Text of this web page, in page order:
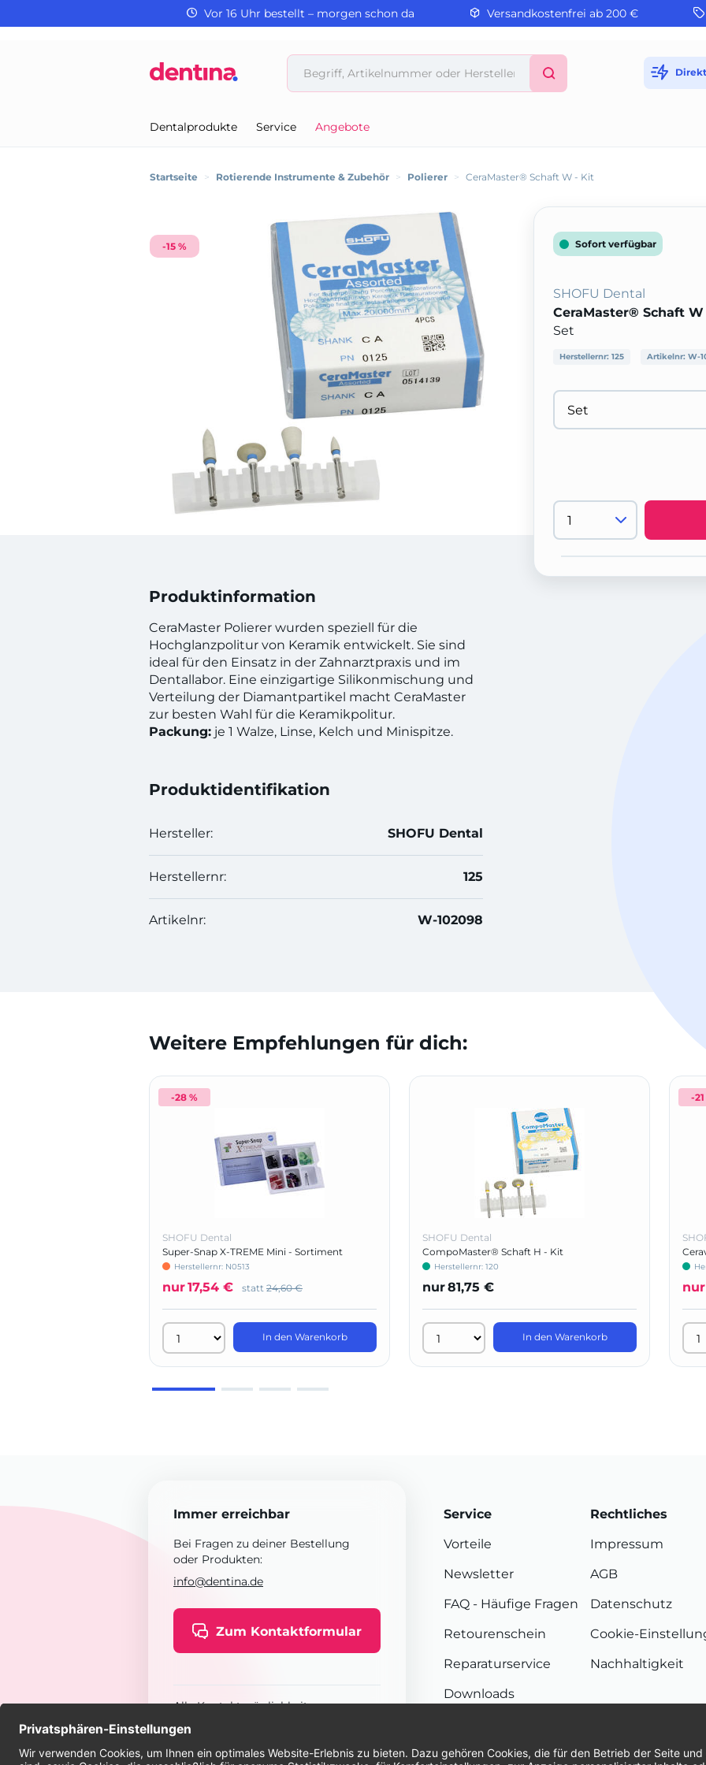
Vor 16 Uhr bestellt – morgen schon da Versandkostenfrei ab 200 €
Dentalprodukte Service Angebote
Startseite > Rotierende Instrumente & Zubehör > Polierer > CeraMaster® Schaft W - Kit
-15 %
Produktinformation
CeraMaster Polierer wurden speziell für die
Hochglanzpolitur von Keramik entwickelt. Sie sind
ideal für den Einsatz in der Zahnarztpraxis und im
Dentallabor. Eine einzigartige Silikonmischung und
Verteilung der Diamantpartikel macht CeraMaster
zur besten Wahl für die Keramikpolitur.
Packung: je 1 Walze, Linse, Kelch und Minispitze.
Produktidentifikation
Hersteller: SHOFU Dental
Herstellernr: 125
Artikelnr: W-102098
Sofort verfügbar
SHOFU Dental
CeraMaster® Schaft
Set
Herstellernr: 125 Artikelnr: W-
Weitere Empfehlungen für dich:
-28 %
SHOFU Dental
Super-Snap X-TREME Mini - Sortiment
Herstellernr: N0513
nur17,54 € statt 24,60 €
In den Warenkorb
SHOFU Dental
CompoMaster® Schaft H - Kit
Herstellernr: 120
nur81,75 €
In den Warenkorb
-
nur
Immer erreichbar
Bei Fragen zu deiner Bestellung
oder Produkten:
info@dentina.de
Zum Kontaktformular
Alle Kontaktmöglichkeiten
Service
Vorteile
Newsletter
FAQ - Häufige Fragen
Retourenschein
Reparaturservice
Downloads
Rechtliches
Impressum
AGB
Datenschutz
Cookie-
Nachhaltigkeit